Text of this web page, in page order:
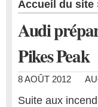
Accueil du site
Audi
Pikes Peak
8 AOÛT 2012
Suite aux